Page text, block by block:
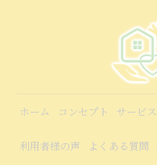
ホーム コンセプト サービス
利用者様の声 よくある質問